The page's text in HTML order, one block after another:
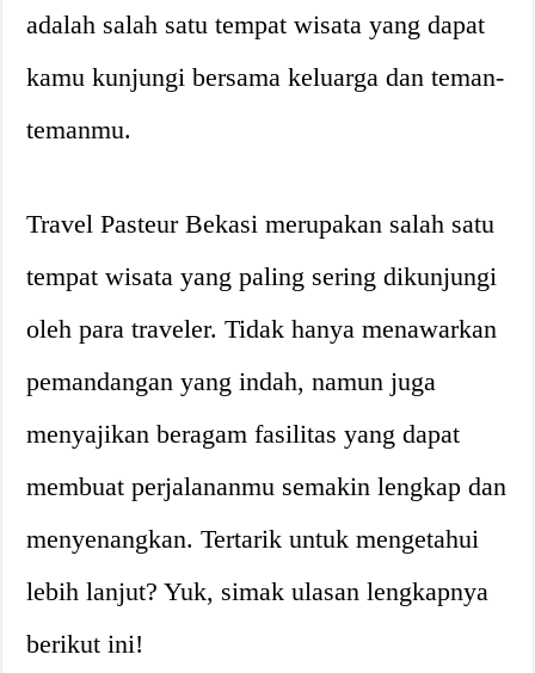
adalah salah satu tempat wisata yang dapat
kamu kunjungi bersama keluarga dan teman-
temanmu.
Travel Pasteur Bekasi merupakan salah satu
tempat wisata yang paling sering dikunjungi
oleh para traveler. Tidak hanya menawarkan
pemandangan yang indah, namun juga
menyajikan beragam fasilitas yang dapat
membuat perjalananmu semakin lengkap dan
menyenangkan. Tertarik untuk mengetahui
lebih lanjut? Yuk, simak ulasan lengkapnya
berikut ini!